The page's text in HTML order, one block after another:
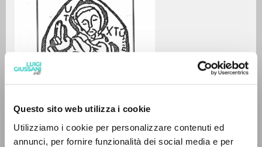
Questo sito web utilizza i cookie
Utilizziamo i cookie per personalizzare contenuti ed
annunci, per fornire funzionalità dei social media e per